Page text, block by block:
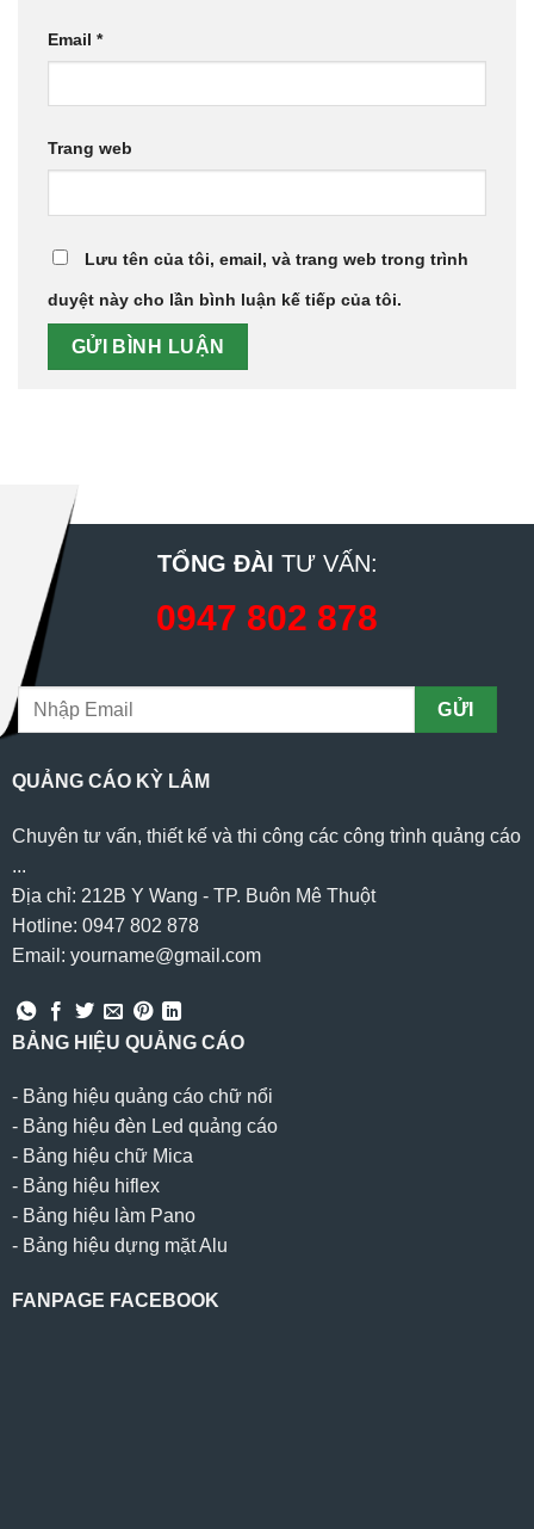
Email *
Trang web
Lưu tên của tôi, email, và trang web trong trình
duyệt này cho lần bình luận kế tiếp của tôi.
TỔNG ĐÀI TƯ VẤN:
0947 802 878
QUẢNG CÁO KỲ LÂM
Chuyên tư vấn, thiết kế và thi công các công trình quảng cáo
...
Địa chỉ: 212B Y Wang - TP. Buôn Mê Thuột
Hotline: 0947 802 878
Email: yourname@gmail.com
BẢNG HIỆU QUẢNG CÁO
- Bảng hiệu quảng cáo chữ nổi
- Bảng hiệu đèn Led quảng cáo
- Bảng hiệu chữ Mica
- Bảng hiệu hiflex
- Bảng hiệu làm Pano
- Bảng hiệu dựng mặt Alu
FANPAGE FACEBOOK